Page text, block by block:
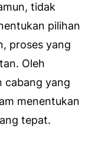
tidak
pilihan
proses yang
Oleh
cabang yang
menentukan
tepat.